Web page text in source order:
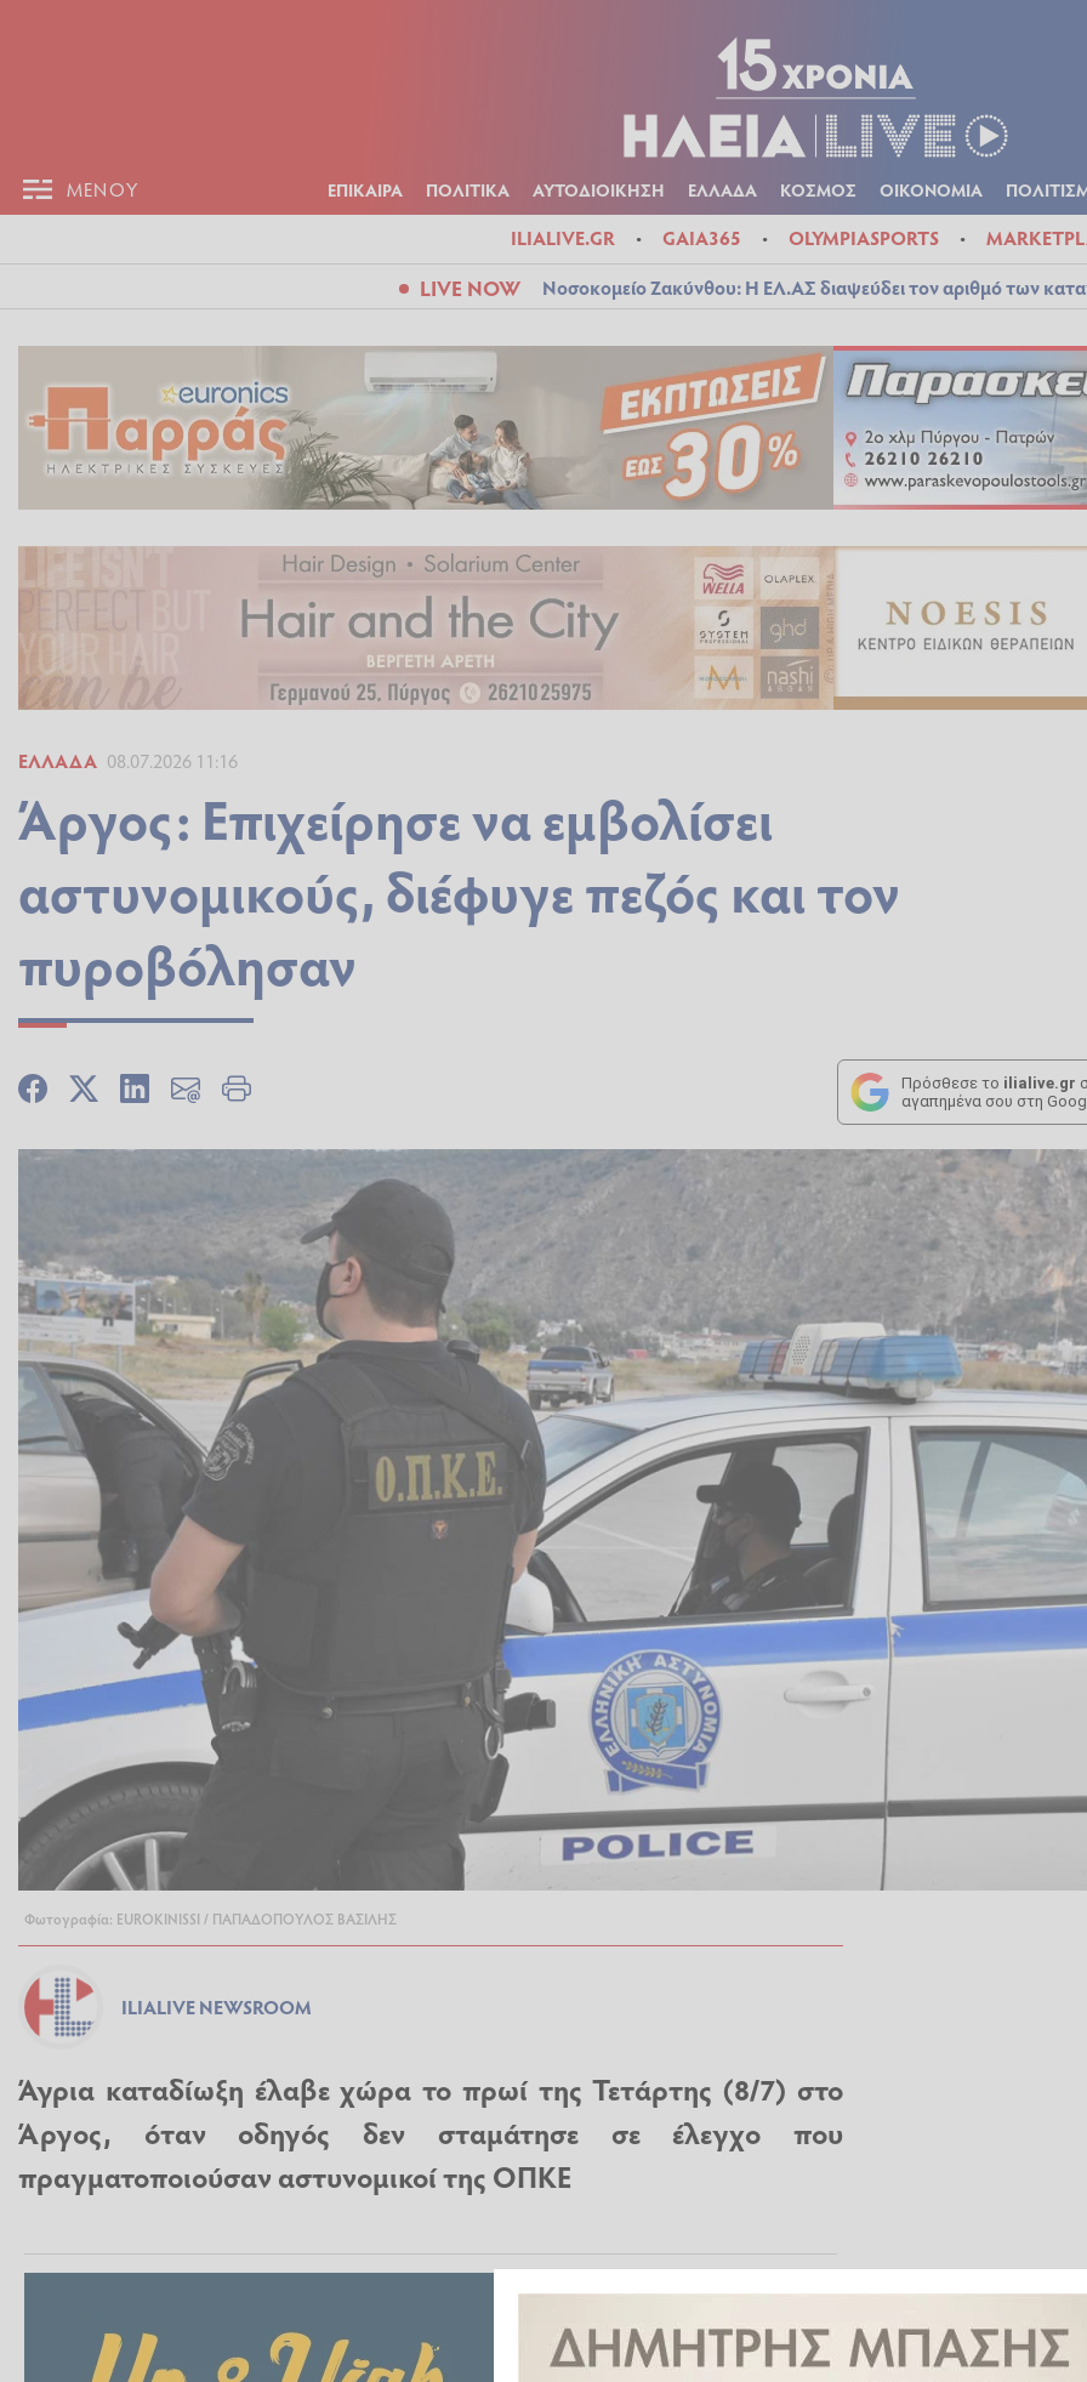
ΜΕΝΟΥ ΕΠΙΚΑΙΡΑ ΠΟΛΙΤΙΚΑ ΑΥΤΟΔΙΟΙΚΗΣΗ ΕΛΛΑΔΑ ΚΟΣΜΟΣ ΟΙΚΟΝΟΜΙΑ
ILIALIVE.GR GAIA365 OLYMPIASPORTS
LIVE NOW Νοσοκομείο Ζακύνθου: Η ΕΛ.ΑΣ διαψεύδει τον αριθμό των
ΕΛΛΆΔΑ 08.07.2026 11:16
Άργος: Επιχείρησε να εμβολίσει
αστυνομικούς, διέφυγε πεζός και τον
πυροβόλησαν
Πρόσθεσε το ilialive.gr
αγαπημένα σου στη
Φωτογραφία: EUROKINISSI / ΠΑΠΑΔΟΠΟΥΛΟΣ ΒΑΣΙΛΗΣ
ILIALIVE NEWSROOM
Άγρια καταδίωξη έλαβε χώρα το πρωί της Τετάρτης (8/7) στο
Άργος, όταν οδηγός δεν σταμάτησε σε έλεγχο που
πραγματοποιούσαν αστυνομικοί της ΟΠΚΕ